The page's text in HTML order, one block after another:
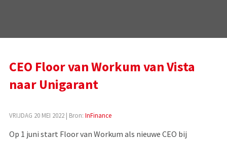
CEO Floor van Workum van Vista
naar Unigarant
VRIJDAG 20 MEI 2022| Bron: InFinance
Op 1 juni start Floor van Workum als nieuwe CEO bij